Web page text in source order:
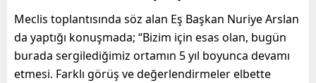
Meclis toplantısında söz alan Eş Başkan Nuriye Arslan
da yaptığı konuşmada; “Bizim için esas olan, bugün
burada sergilediğimiz ortamın 5 yıl boyunca devamı
etmesi. Farklı görüş ve değerlendirmeler elbette